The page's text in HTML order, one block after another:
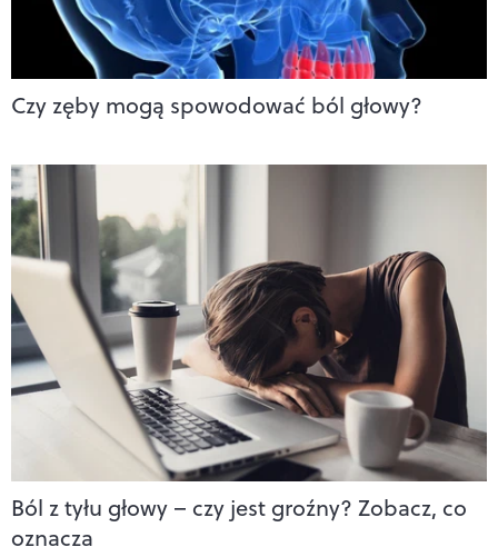
Czy zęby mogą spowodować ból głowy?
Ból z tyłu głowy – czy jest groźny? Zobacz, co
oznacza